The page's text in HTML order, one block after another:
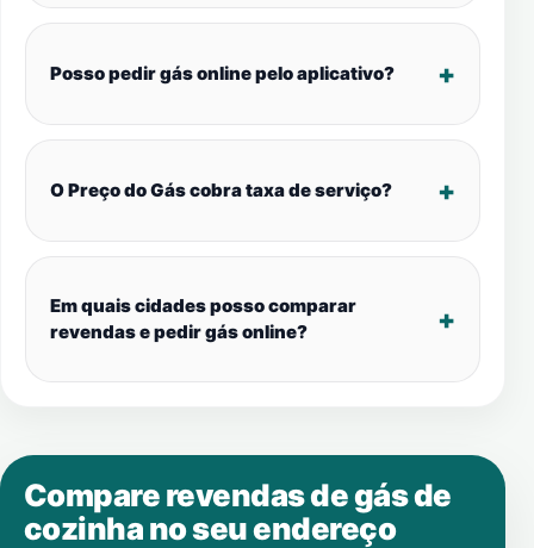
Posso pedir gás online pelo aplicativo?
O Preço do Gás cobra taxa de serviço?
Em quais cidades posso comparar
revendas e pedir gás online?
Compare revendas de gás de
cozinha no seu endereço